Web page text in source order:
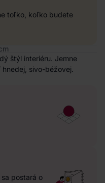
toľko, koľko budete
štýl interiéru. Jemne
sivo-béžovej.
postará o